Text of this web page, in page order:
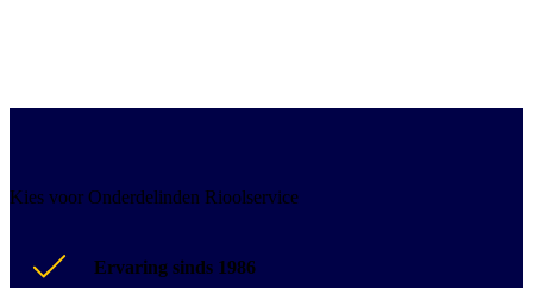
Kies voor Onderdelinden Rioolservice
Ervaring sinds 1986